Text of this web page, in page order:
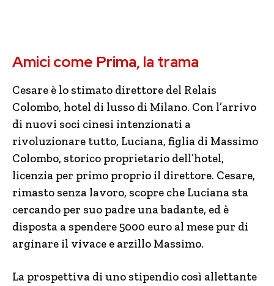
Amici come Prima, la trama
Cesare è lo stimato direttore del Relais
Colombo, hotel di lusso di Milano. Con l’arrivo
di nuovi soci cinesi intenzionati a
rivoluzionare tutto, Luciana, figlia di Massimo
Colombo, storico proprietario dell’hotel,
licenzia per primo proprio il direttore. Cesare,
rimasto senza lavoro, scopre che Luciana sta
cercando per suo padre una badante, ed è
disposta a spendere 5000 euro al mese pur di
arginare il vivace e arzillo Massimo.
La prospettiva di uno stipendio così allettante